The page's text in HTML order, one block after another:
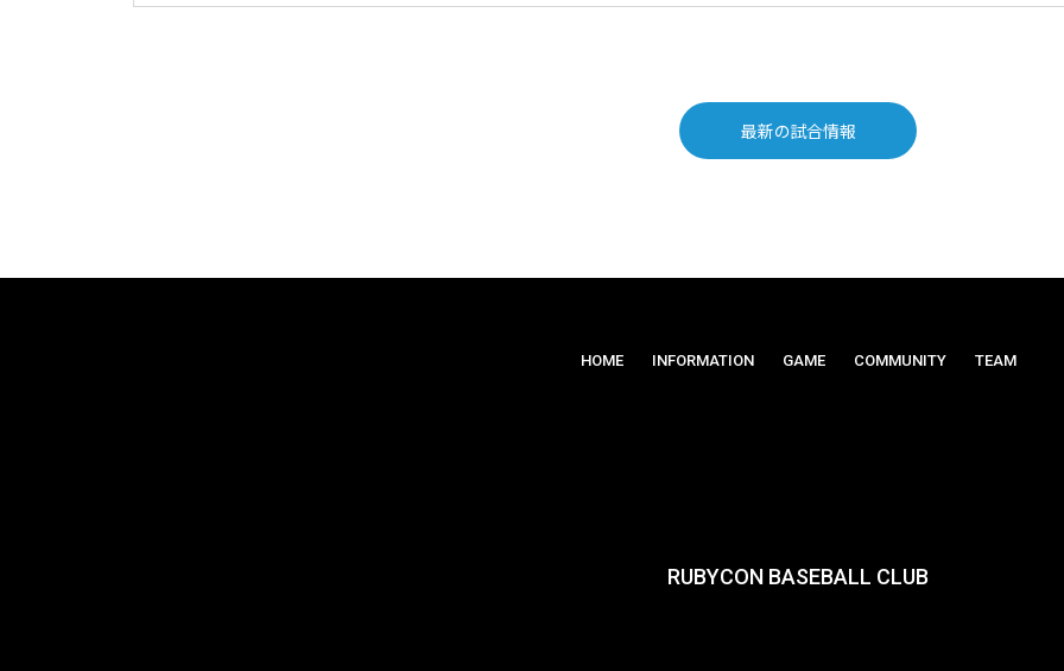
最新の試合情報
HOME INFORMATION GAME COMMUNITY TEAM
RUBYCON BASEBALL CLUB